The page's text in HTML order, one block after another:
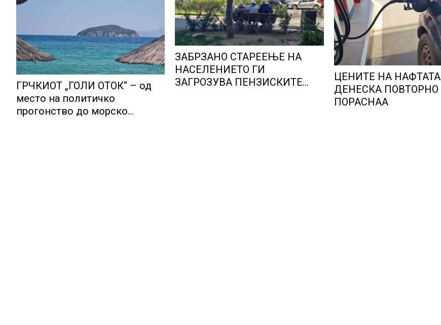
ГРЧКИОТ „ГОЛИ ОТОК“ – од
место на политичко
прогонство до морско
ЗАБРЗАНО СТАРЕЕЊЕ НА
НАСЕЛЕНИЕТО ГИ
ЗАГРОЗУВА ПЕНЗИСКИТЕ
ЦЕНИТЕ НА НАФТАТА
ДЕНЕСКА ПОВТОРНО
ПОРАСНАА